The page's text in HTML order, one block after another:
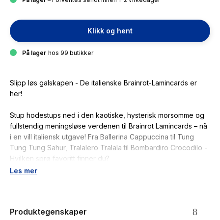
Klikk og hent
På lager hos 99 butikker
Slipp løs galskapen - De italienske Brainrot-Lamincards er
her!
Stup hodestups ned i den kaotiske, hysterisk morsomme og
fullstendig meningsløse verdenen til Brainrot Lamincards – nå
i en vill italiensk utgave! Fra Ballerina Cappuccina til Tung
Tung Tung Sahur, Tralalero Tralala til Bombardiro Crocodilo -
Hvilken sprø favoritt finner du?
Laget av slitesterk plast
Les mer
Produktegenskaper